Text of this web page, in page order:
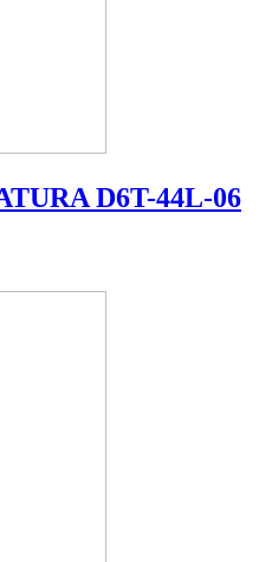
D6T-44L-06